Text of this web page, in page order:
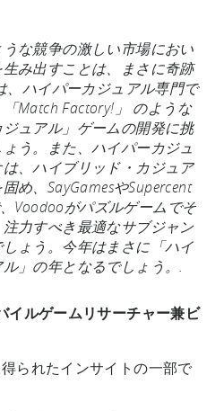
な競争の激しい市場におい
み出すことは、まさに奇跡
、ハイパーカジュアル専門で
Match Factory!」 のような
ジュアル」ゲームの開発に挑
う。また、ハイパーカジュ
、ハイブリッド・カジュア
め、SayGamesやSupercent
Voodooがパズルゲームでそ
力すべき最適なサブジャン
ょう。今年はまさに「ハイ
」の年となるでしょう。.
ルゲームリサーチャー兼ビ
られたインサイトの一部で